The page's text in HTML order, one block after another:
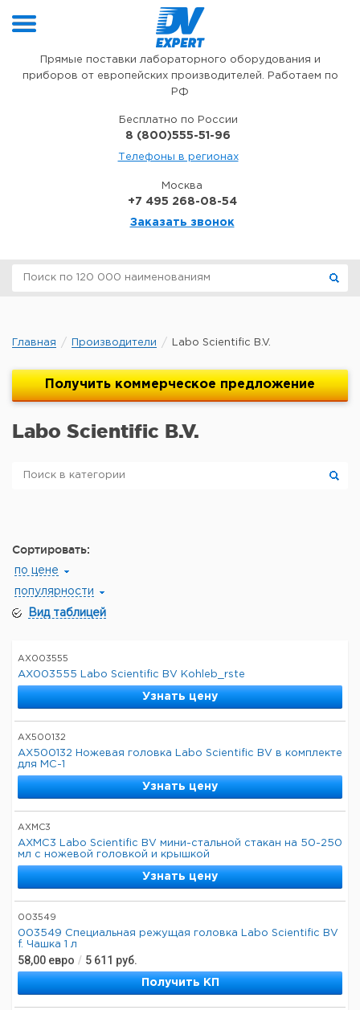
Прямые поставки лабораторного оборудования и
приборов от европейских производителей. Работаем по
РФ
Бесплатно по России
8 (800)555-51-96
Телефоны в регионах
Москва
+7 495 268-08-54
Заказать звонок
Главная Производители Labo Scientific B.V.
Получить коммерческое предложение
Labo Scientific B.V.
Сортировать:
по цене
популярности
Вид таблицей
AX003555
AX003555 Labo Scientific BV Kohleb_rste
Узнать цену
AX500132
AX500132 Ножевая головка Labo Scientific BV в комплекте
для MC-1
Узнать цену
AXMC3
AXMC3 Labo Scientific BV мини-стальной стакан на 50-250
мл с ножевой головкой и крышкой
Узнать цену
003549
003549 Специальная режущая головка Labo Scientific BV
f. Чашка 1 л
58,00 евро / 5 611 руб.
Получить КП